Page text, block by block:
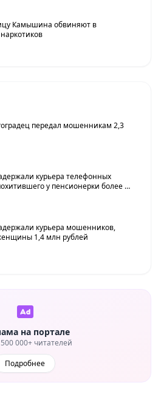
Камышина обвиняют в
передал мошенникам 2,3
курьера телефонных
у пенсионерки более 2
курьера мошенников,
1,4 млн рублей
на портале
000+ читателей
Подробнее